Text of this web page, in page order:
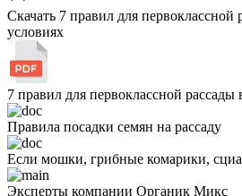
Скачать 7 правил для первоклассной
условиях
7 правил для первоклассной
Правила посадки семян на рассаду
Если мошки, грибные комарики,
Эксперты компании Органик Микс